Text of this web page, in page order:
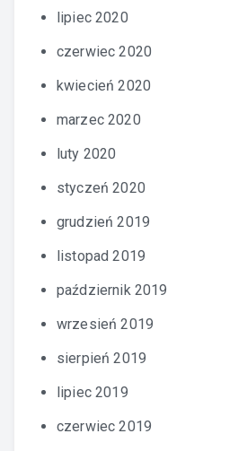
lipiec 2020
czerwiec 2020
kwiecień 2020
marzec 2020
luty 2020
styczeń 2020
grudzień 2019
listopad 2019
październik 2019
wrzesień 2019
sierpień 2019
lipiec 2019
czerwiec 2019